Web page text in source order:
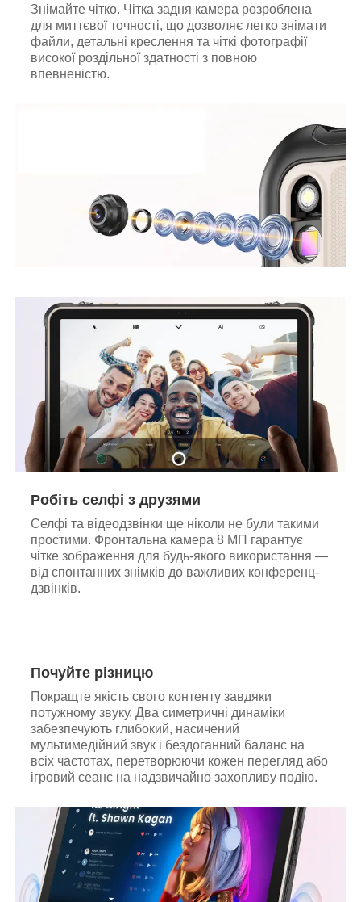
Знімайте чітко. Чітка задня камера розроблена
для миттєвої точності, що дозволяє легко знімати
файли, детальні креслення та чіткі фотографії
високої роздільної здатності з повною
впевненістю.
Робіть селфі з друзями
Селфі та відеодзвінки ще ніколи не були такими
простими. Фронтальна камера 8 МП гарантує
чітке зображення для будь-якого використання —
від спонтанних знімків до важливих конференц-
дзвінків.
Почуйте різницю
Покращте якість свого контенту завдяки
потужному звуку. Два симетричні динаміки
забезпечують глибокий, насичений
мультимедійний звук і бездоганний баланс на
всіх частотах, перетворюючи кожен перегляд або
ігровий сеанс на надзвичайно захопливу подію.